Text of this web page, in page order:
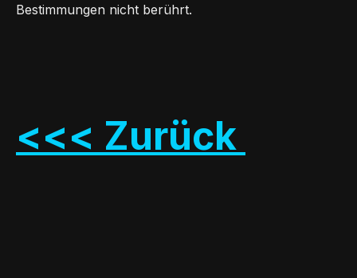
Bestimmungen nicht berührt.
<<< Zurück